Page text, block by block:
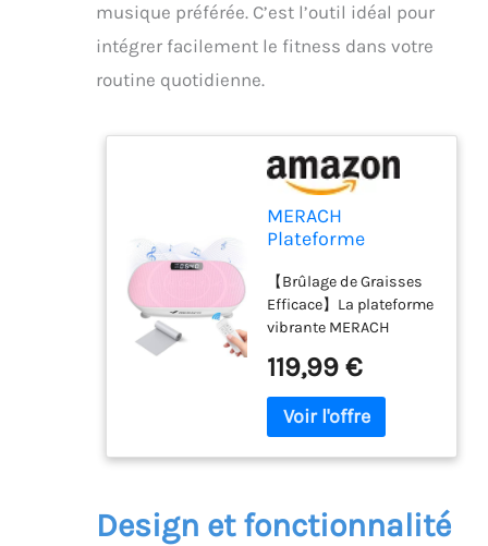
musique préférée. C’est l’outil idéal pour
intégrer facilement le fitness dans votre
routine quotidienne.
MERACH
Plateforme
Vibrante Puissante
pour Le
Renforcement et la
Mise en Forme des
Muscles, Contrôle
Automatique de la
Vitesse, Haut-
Parleur Bluetooth
Intégré (Rose)
【Brûlage de Graisses
Efficace】La plateforme
vibrante MERACH
haute fréquence pour
activer les muscles,
brûler des calories et
perdre du poids plus
rapidement que la
atteindre vos objectifs
fitness rapidement.
119,99 €
Design et fonctionnalité